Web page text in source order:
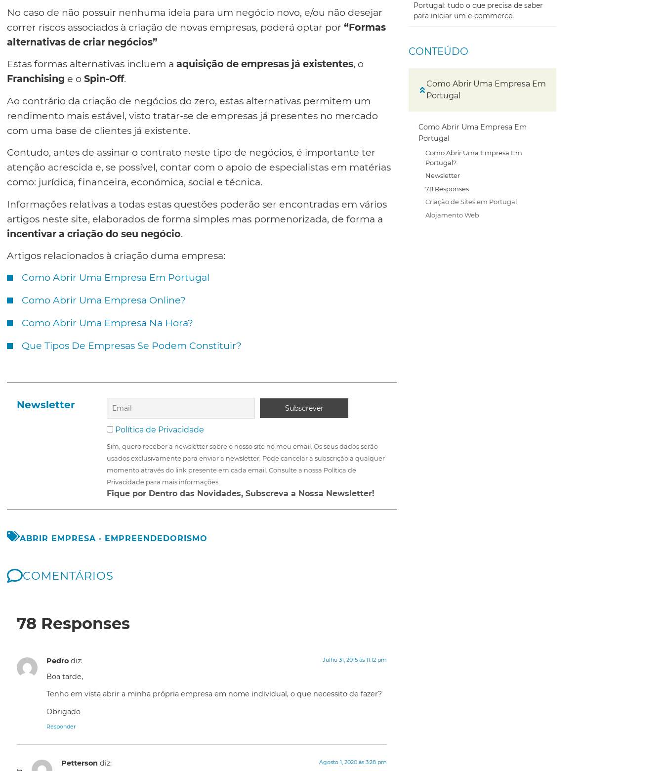
No caso de não possuir nenhuma ideia para um negócio novo, e/ou não desejar
correr riscos associados à criação de novas empresas, poderá optar por “Formas
alternativas de criar negócios”
Estas formas alternativas incluem a aquisição de empresas já existentes, o
Franchising e o Spin-Off.
Ao contrário da criação de negócios do zero, estas alternativas permitem um
rendimento mais estável, visto tratar-se de empresas já presentes no mercado
com uma base de clientes já existente.
Contudo, antes de assinar o contrato neste tipo de negócios, é importante ter
atenção acrescida e, se possível, contar com o apoio de especialistas em matérias
como: jurídica, financeira, económica, social e técnica.
Informações relativas a todas estas questões poderão ser encontradas em vários
artigos neste site, elaborados de forma simples mas pormenorizada, de forma a
incentivar a criação do seu negócio.
Artigos relacionados à criação duma empresa:
Como Abrir Uma Empresa Em Portugal
Como Abrir Uma Empresa Online?
Como Abrir Uma Empresa Na Hora?
Que Tipos De Empresas Se Podem Constituir?
Newsletter
Política de Privacidade
Sim, quero receber a newsletter sobre o nosso site no meu email. Os seus dados serão
usados exclusivamente para enviar a newsletter. Pode cancelar a subscrição a qualquer
momento através do link presente em cada email. Consulte a nossa Política de
Privacidade para mais informações.
Fique por Dentro das Novidades, Subscreva a Nossa Newsletter!
ABRIR EMPRESA· EMPREENDEDORISMO
COMENTÁRIOS
78 Responses
Pedro diz: Julho 31, 2015 às 11:12 pm
Boa tarde,
Tenho em vista abrir a minha própria empresa em nome individual, o que necessito de fazer?
Obrigado
Responder
Petterson diz: Agosto 1, 2020 às 3:28 pm
Portugal: tudo o que precisa de saber
para iniciar um e-commerce.
CONTEÚDO
Como Abrir Uma Empresa Em
Portugal
Como Abrir Uma Empresa Em
Portugal
Como Abrir Uma Empresa Em
Portugal?
Newsletter
78 Responses
Criação de Sites em Portugal
Alojamento Web